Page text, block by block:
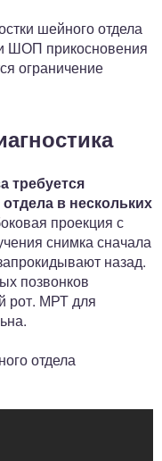
шейного отдела
ШОП прикосновения
ограничение
требуется
в нескольких
проекция с
снимка сначала
назад.
позвонков
рот. МРТ для
отдела